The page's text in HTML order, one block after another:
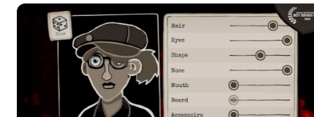
り、競争相手を出し抜きながら権威主義の支配を
dismantle（解体）しようと努めます。あなたの下す決
断は成功をもたらすか、あるいは破滅を招くかもしれま
せん。この過程でスキルを向上させ、専制政治の影の中
で明るい未来のために支持を集めるよう挑戦されます。